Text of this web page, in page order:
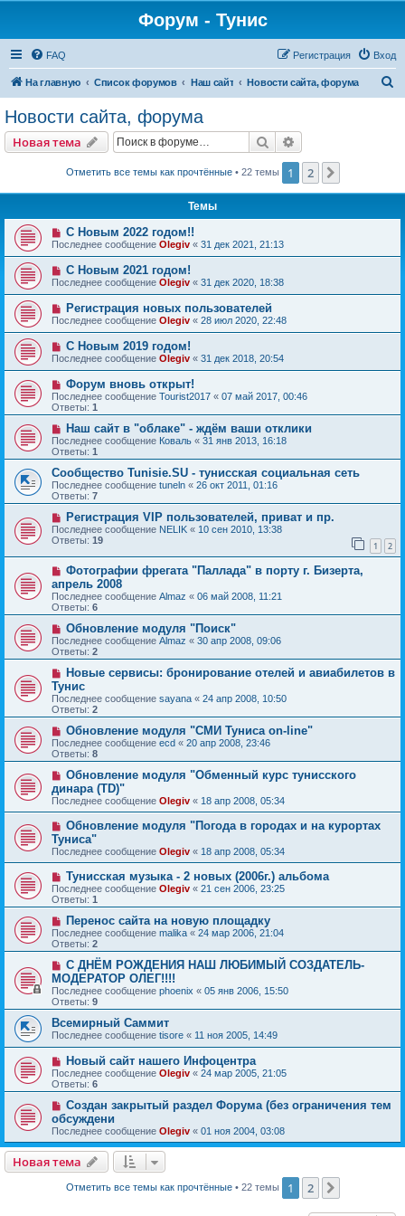
Форум - Тунис
FAQ Вход
Регистрация
На главную Список форумов Наш сайт Новости сайта, форума
Новости сайта, форума
Новая тема Поиск
Отметить все темы как прочтённые• 22 темы 1 2
Темы
С Новым 2022 годом!!
Последнее сообщение Olegiv « 31 дек 2021, 21:13
С Новым 2021 годом!
Последнее сообщение Olegiv « 31 дек 2020, 18:38
Регистрация новых пользователей
Последнее сообщение Olegiv « 28 июл 2020, 22:48
С Новым 2019 годом!
Последнее сообщение Olegiv « 31 дек 2018, 20:54
Форум вновь открыт!
Последнее сообщение Tourist2017 « 07 май 2017, 00:46
Ответы: 1
Наш сайт в "облаке" - ждём ваши отклики
Последнее сообщение Коваль « 31 янв 2013, 16:18
Ответы: 1
Сообщество Tunisie.SU - тунисская социальная сеть
Последнее сообщение tuneln « 26 окт 2011, 01:16
Ответы: 7
Регистрация VIP пользователей, приват и пр.
Последнее сообщение NELIK « 10 сен 2010, 13:38
Ответы: 19 1 2
Фотографии фрегата "Паллада" в порту г. Бизерта,
апрель 2008
Последнее сообщение Almaz « 06 май 2008, 11:21
Ответы: 6
Обновление модуля "Поиск"
Последнее сообщение Almaz « 30 апр 2008, 09:06
Ответы: 2
Новые сервисы: бронирование отелей и авиабилетов в
Тунис
Последнее сообщение sayana « 24 апр 2008, 10:50
Ответы: 2
Обновление модуля "СМИ Туниса on-line"
Последнее сообщение ecd « 20 апр 2008, 23:46
Ответы: 8
Обновление модуля "Обменный курс тунисского
динара (TD)"
Последнее сообщение Olegiv « 18 апр 2008, 05:34
Обновление модуля "Погода в городах и на курортах
Туниса"
Последнее сообщение Olegiv « 18 апр 2008, 05:34
Тунисская музыка - 2 новых (2006г.) альбома
Последнее сообщение Olegiv « 21 сен 2006, 23:25
Ответы: 1
Перенос сайта на новую площадку
Последнее сообщение malika « 24 мар 2006, 21:04
Ответы: 2
С ДНЁМ РОЖДЕНИЯ НАШ ЛЮБИМЫЙ СОЗДАТЕЛЬ-
МОДЕРАТОР ОЛЕГ!!!!
Последнее сообщение phoenix « 05 янв 2006, 15:50
Ответы: 9
Всемирный Саммит
Последнее сообщение tisore « 11 ноя 2005, 14:49
Новый сайт нашего Инфоцентра
Последнее сообщение Olegiv « 24 мар 2005, 21:05
Ответы: 6
Создан закрытый раздел Форума (без ограничения тем
обсуждени
Последнее сообщение Olegiv « 01 ноя 2004, 03:08
Новая тема
Отметить все темы как прочтённые• 22 темы 1 2